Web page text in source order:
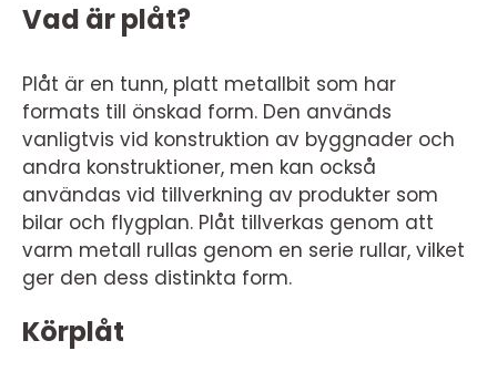
Vad är plåt?
Plåt är en tunn, platt metallbit som har
formats till önskad form. Den används
vanligtvis vid konstruktion av byggnader och
andra konstruktioner, men kan också
användas vid tillverkning av produkter som
bilar och flygplan. Plåt tillverkas genom att
varm metall rullas genom en serie rullar, vilket
ger den dess distinkta form.
Körplåt